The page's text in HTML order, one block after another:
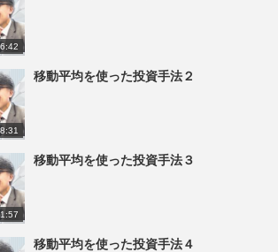
移動平均を使った投資手法２
移動平均を使った投資手法３
移動平均を使った投資手法４